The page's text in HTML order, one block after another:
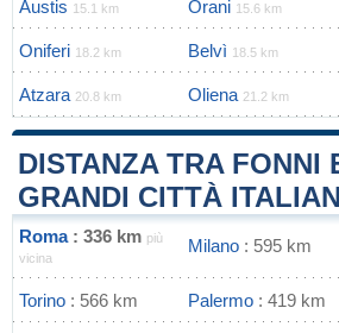
Austis 15.1 km Orani 15.6 km
Oniferi 18.2 km Belvì 18.5 km
Atzara 20.8 km Oliena 21.2 km
DISTANZA TRA FONNI
GRANDI CITTÀ
Roma: 336 km più
vicina
Milano : 595 km
Torino : 566 km Palermo : 419 km